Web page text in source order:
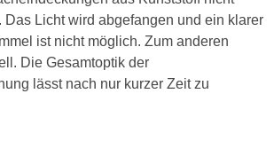
Das Licht wird abgefangen und ein klarer
ist nicht möglich. Zum anderen
Die Gesamtoptik der
lässt nach nur kurzer Zeit zu